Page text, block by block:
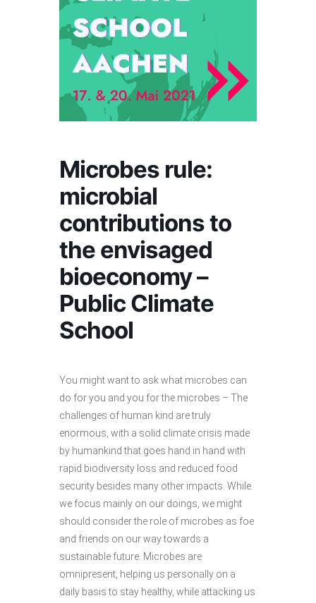
Microbes rule:
microbial
contributions to
the envisaged
bioeconomy –
Public Climate
School
You might want to ask what microbes can
do for you and you for the microbes – The
challenges of human kind are truly
enormous, with a solid climate crisis made
by humankind that goes hand in hand with
rapid biodiversity loss and reduced food
security besides many other impacts. While
we focus mainly on our doings, we might
should consider the role of microbes as foe
and friends on our way towards a
sustainable future. Microbes are
omnipresent, helping us personally on a
daily basis to stay healthy, while attacking us